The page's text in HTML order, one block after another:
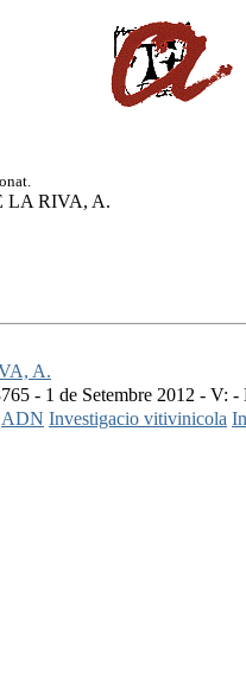
LA RIVA, A.
A.
- 1 de Setembre 2012 - V: -
ADN Investigacio vitivinicola